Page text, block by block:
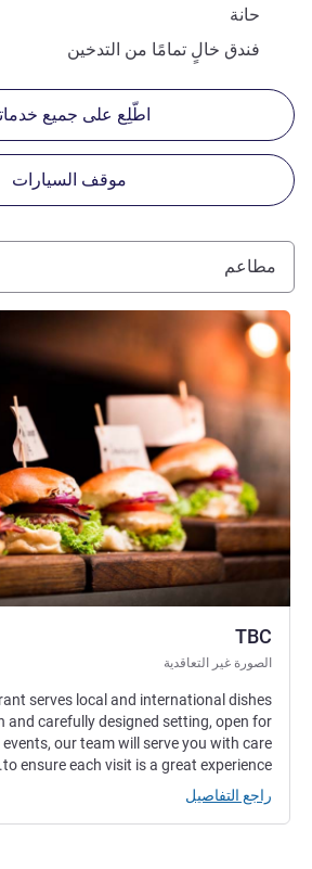
حانة
فندق خالٍ تمامًا من التدخين
اطّلِع على جميع
موقف السيارات
مطاعم
TBC
الصورة غير التعاقدية
راجع التفاصيل
serves local and international dishes
and carefully designed setting, open for
our team will serve you with care
to ensure each visit is a great experience.
راجع التفاصيل